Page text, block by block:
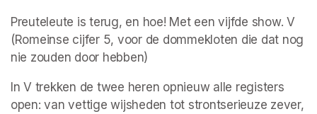
Preuteleute is terug, en hoe! Met een vijfde show. V
(Romeinse cijfer 5, voor de dommekloten die dat nog
nie zouden door hebben)
In V trekken de twee heren opnieuw alle registers
open: van vettige wijsheden tot strontserieuze zever,